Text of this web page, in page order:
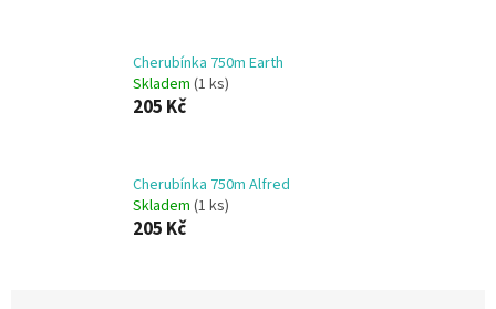
Cherubínka 750m Earth
Skladem (1 ks)
205 Kč
Cherubínka 750m Alfred
Skladem (1 ks)
205 Kč